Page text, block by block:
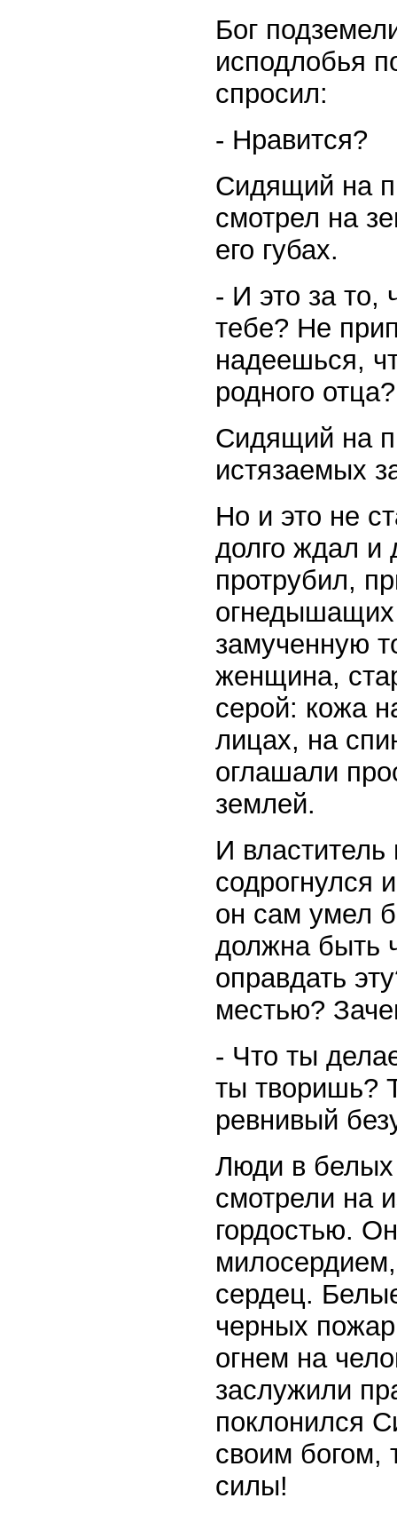
Бог
исподлобья
спросил:
- Нравится?
Сидящий на
смотрел на
его губах.
- И это за то,
тебе? Не
надеешься,
родного
Сидящий на
истязаемых
Но и это не
долго ждал и
протрубил,
огнедышащих
замученную
женщина,
серой: кожа
лицах, на
оглашали
землей.
И
содрогнулся
он сам умел
должна быть
оправдать
местью?
- Что ты
ты творишь?
ревнивый
Люди в белых
смотрели на
гордостью.
сердец.
черных
огнем на
заслужили
поклонился
своим богом,
силы!